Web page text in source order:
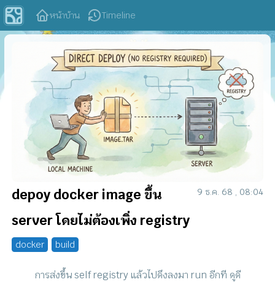
หน้าบ้าน Timeline
depoy docker image ขึ้น
server โดยไม่ต้องเพิ่ง registry
docker build
9 ธ.ค. 68 , 08:04
การส่งขึ้น self registry แล้วไปดึงลงมา run อีกที ดูดี